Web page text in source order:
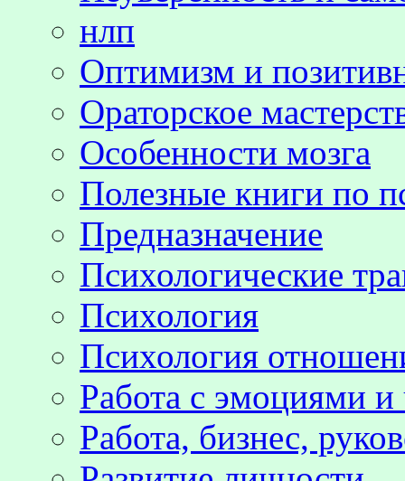
нлп
Оптимизм и
Ораторское
Особенности мозга
Полезные книги по
Предназначение
Психологические
Психология
Психология
Работа с эмоциями и
Работа, бизнес,